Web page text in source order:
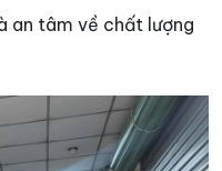
an tâm về chất lượng